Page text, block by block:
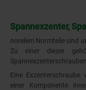
Spannexzenter,
norelem Normteile sind
Zu einer dieser
Spannexzenterschrauben.
Eine
einer Komponente